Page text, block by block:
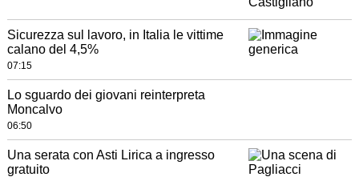
Sicurezza sul lavoro, in Italia le vittime
calano del 4,5%
07:15
Lo sguardo dei giovani reinterpreta
Moncalvo
06:50
Una serata con Asti Lirica a ingresso
gratuito